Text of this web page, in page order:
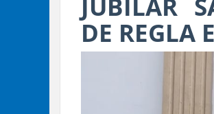
JUBILAR
DE REGLA